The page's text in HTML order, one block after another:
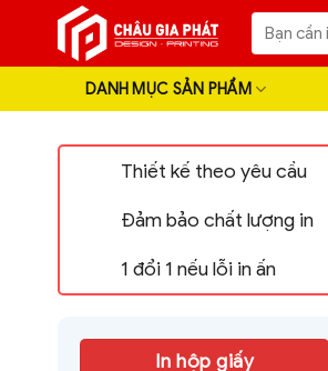
Tìm
kiếm:
DANH MỤC SẢN PHẨM
Thiết kế theo yêu cầu
Đảm bảo chất lượng in
1 đổi 1 nếu lỗi in ấn
In hộp giấy